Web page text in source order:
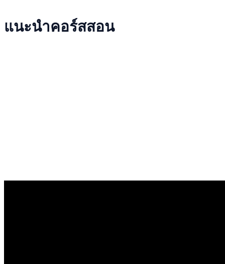
แนะนำคอร์สสอน